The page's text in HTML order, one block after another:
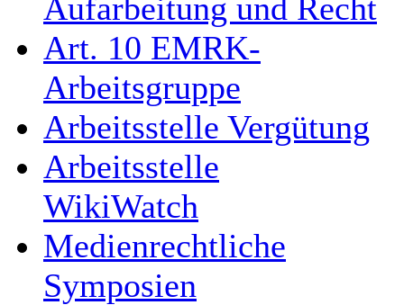
Aufarbeitung und Recht
Art. 10 EMRK-
Arbeitsgruppe
Arbeitsstelle Vergütung
Arbeitsstelle
WikiWatch
Medienrechtliche
Symposien